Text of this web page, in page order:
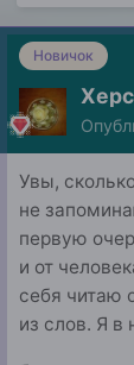
Новичок
Увы,
не
первую
и от
себя читаю
из слов. Я в